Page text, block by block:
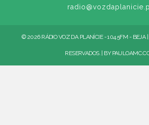
© 2026 RÁDIO VOZ DA PLANÍCIE - 104.5FM - BEJA |
RESERVADOS. | BY